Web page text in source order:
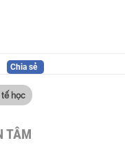
Chia sẻ
học
TÂM